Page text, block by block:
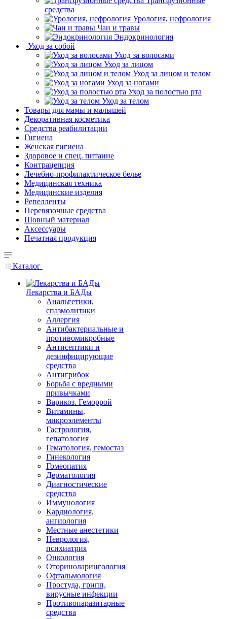
средства
Урология, нефрология
Чаи и травы
Эндокринология
Уход за собой
Уход за волосами
Уход за лицом
Уход за лицом и телом
Уход за ногами
Уход за полостью рта
Уход за телом
Товары для мамы и малышей
Декоративная косметика
Средства реабилитации
Гигиена
Женская гигиена
Здоровое и спец. питание
Контрацепция
Лечебно-профилактическое белье
Медицинская техника
Медицинские изделия
Репелленты
Перевязочные средства
Шовный материал
Аксессуары
Печатная продукция
Каталог
Лекарства и БАДы
Анальгетики,
спазмолитики
Аллергия
Антибактериальные и
противомикробные
Антисептики и
дезинфицирующие
средства
Антигрибок
Борьба с вредными
привычками
Варикоз. Геморрой
Витамины,
микроэлементы
Гастрология,
гепатология
Гематология, гемостаз
Гинекология
Гомеопатия
Дерматология
Диагностические
средства
Иммунология
Кардиология,
ангиология
Местные анестетики
Неврология,
психиатрия
Онкология
Оториноларингология
Офтальмология
Простуда, грипп,
вирусные инфекции
Противопаразитарные
средства